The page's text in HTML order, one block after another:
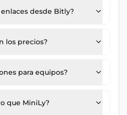
desde Bitly?
los precios?
para equipos?
que MiniLy?